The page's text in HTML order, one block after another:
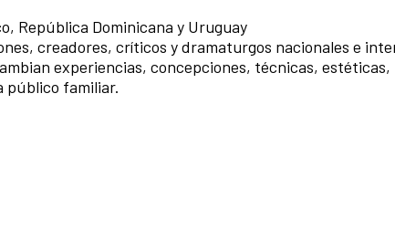
República Dominicana y Uruguay
creadores, críticos y dramaturgos nacionales e
experiencias, concepciones, técnicas,
público familiar.